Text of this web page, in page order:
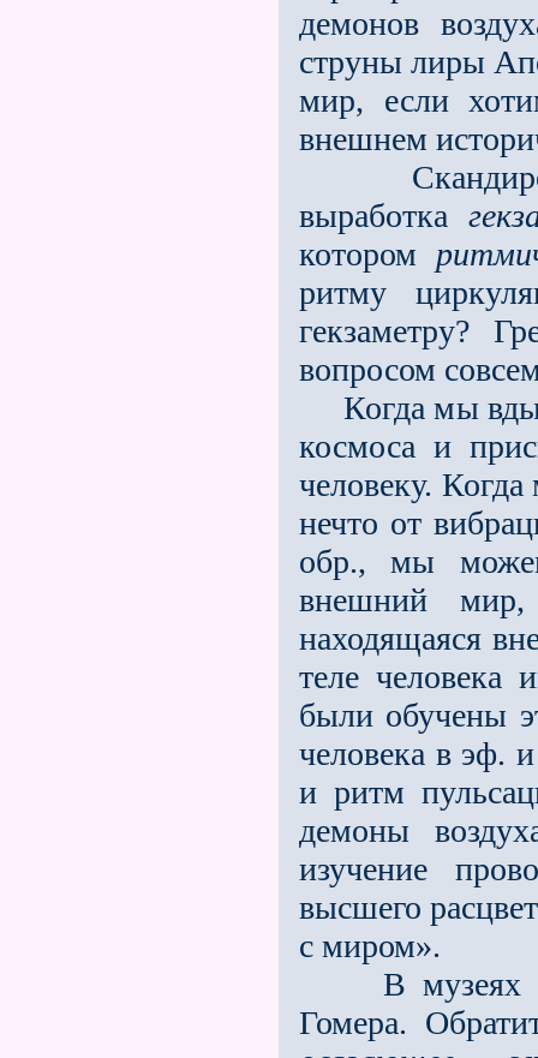
демонов
струны лиры
мир, если
внешнем
выработка
котором
ритму
гекзаметру?
вопросом
Когда мы
космоса и
человеку.
нечто от
обр., мы
внешний
находящаяся
теле человека
были обучены
человека в эф.
и ритм
демоны
изучение
высшего
с миром».
В музеях
Гомера.